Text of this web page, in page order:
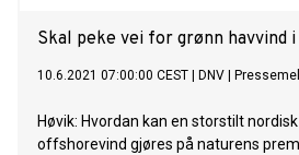
Skal peke vei for grønn havvind
10.6.2021 07:00:00 CEST DNV
Høvik: Hvordan kan en storstilt
offshorevind gjøres på naturens